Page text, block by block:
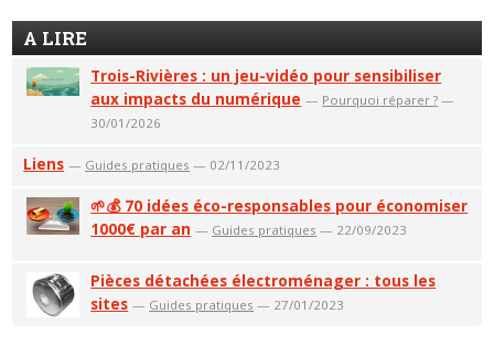
A LIRE
Trois-Rivières : un jeu-vidéo pour sensibiliser
aux impacts du numérique — Pourquoi réparer ? —
30/01/2026
Liens — Guides pratiques — 02/11/2023
🌱💰 70 idées éco-responsables pour économiser
1000€ par an — Guides pratiques — 22/09/2023
Pièces détachées électroménager : tous les
sites — Guides pratiques — 27/01/2023